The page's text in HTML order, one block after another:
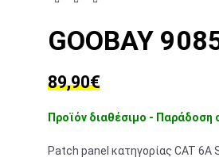
GOOBAY
89,90€
Προϊόν διαθέσιμο - Παράδοση
Patch panel κατηγορίας CAT 6A